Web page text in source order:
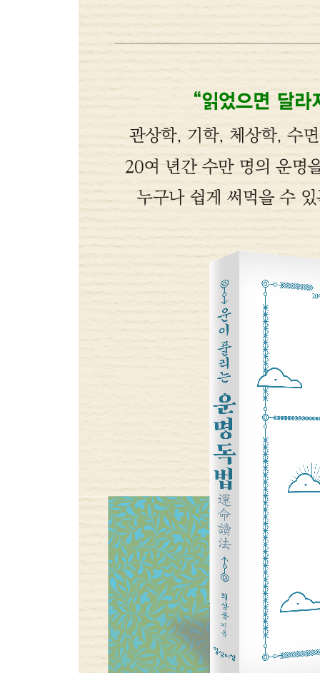
제3부 학업운이 풀리는 운명독법
동양고전에서 찾은 학업운
12궁을 알면 학업운이 보인다
심상이 바뀌면 관상도 바뀐다
사주팔자보다 마음이 중요하다
좋은 관상을 만드는 이미지 트레이닝
늙음과 노인은 지혜의 상징이었다
학업운이 트이는 데 독서만 한 게 있을까?
몸소 체득하는 공부가 진짜 공부
자호나 아호를 지으면 학업운이 트인다
모르는 것은 부끄러워 말고 물어라
나무보다는 숲을 바라봐야
잘 알지도 못하면서 아는 체하는 게 병폐다
제4부 직업운이 풀리는 운명독법
동양고전에서 찾은 직업운
12궁을 알면 직업운이 보인다
나는 어떤 일을 하기 위해 이승에 왔을까?
명상을 통해 나의 과거로 여행을 떠나자
일이 싫어서가 아니라 인간관계 때문에 이직하고
고정관념이 직업운을 망친다
제5부 사업운이 풀리는 운명독법
동양고전에서 찾은 사업운
12궁을 알면 사업운이 보인다
성공하는 사업가는 뭐가 다른 걸까?
사업가라면 화광동진해야
고정관념이 사업운을 망친다
사업가라면 말을 아껴야
제6부 애정운이 풀리는 운명독법
동양고전에서 찾은 애정운
12궁을 알면 애정운이 보인다
애정운, 지나쳐도 안 되고 부족해도 안 된다
고정관념이 애정운을 망친다